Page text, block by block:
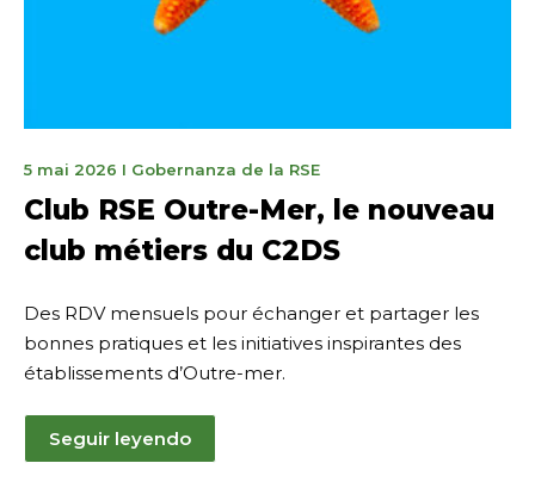
5 mai 2026 15
2026
I Gobernanza de la RSE
Club RSE Outre-Mer, le nouveau
club métiers du C2DS
Des RDV mensuels pour échanger et partager les
bonnes pratiques et les initiatives inspirantes des
établissements d’Outre-mer.
Seguir leyendo